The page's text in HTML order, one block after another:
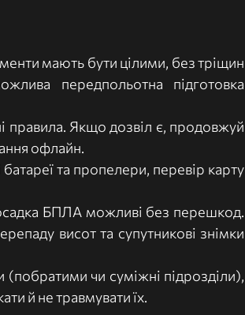
мають бути цілими, без тріщин
передпольотна підготовка
правила. Якщо дозвіл є, продовжуй
офлайн.
та пропелери, перевір карту
БПЛА можливі без перешкод.
висот та супутникові знімки
чи суміжні підрозділи),
й не травмувати їх.